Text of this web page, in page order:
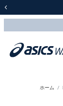
ホーム